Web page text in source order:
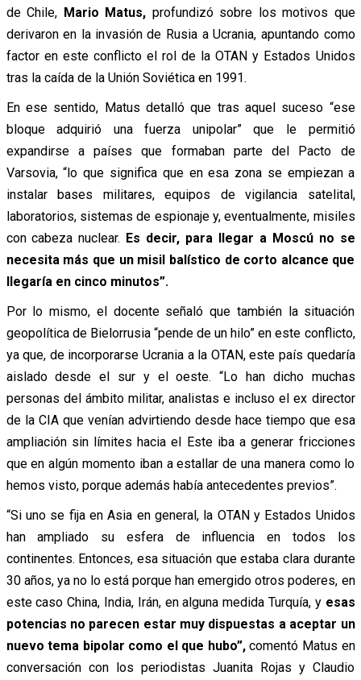
de Chile, Mario Matus, profundizó sobre los motivos que
derivaron en la invasión de Rusia a Ucrania, apuntando como
factor en este conflicto el rol de la OTAN y Estados Unidos
tras la caída de la Unión Soviética en 1991.
En ese sentido, Matus detalló que tras aquel suceso “ese
bloque adquirió una fuerza unipolar” que le permitió
expandirse a países que formaban parte del Pacto de
Varsovia, “lo que significa que en esa zona se empiezan a
instalar bases militares, equipos de vigilancia satelital,
laboratorios, sistemas de espionaje y, eventualmente, misiles
con cabeza nuclear. Es decir, para llegar a Moscú no se
necesita más que un misil balístico de corto alcance que
llegaría en cinco minutos”.
Por lo mismo, el docente señaló que también la situación
geopolítica de Bielorrusia “pende de un hilo” en este conflicto,
ya que, de incorporarse Ucrania a la OTAN, este país quedaría
aislado desde el sur y el oeste. “Lo han dicho muchas
personas del ámbito militar, analistas e incluso el ex director
de la CIA que venían advirtiendo desde hace tiempo que esa
ampliación sin límites hacia el Este iba a generar fricciones
que en algún momento iban a estallar de una manera como lo
hemos visto, porque además había antecedentes previos”.
“Si uno se fija en Asia en general, la OTAN y Estados Unidos
han ampliado su esfera de influencia en todos los
continentes. Entonces, esa situación que estaba clara durante
30 años, ya no lo está porque han emergido otros poderes, en
este caso China, India, Irán, en alguna medida Turquía, y esas
potencias no parecen estar muy dispuestas a aceptar un
nuevo tema bipolar como el que hubo”,comentó Matus en
conversación con los periodistas Juanita Rojas y Claudio